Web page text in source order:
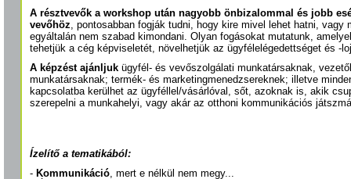
A résztvevők a workshop után nagyobb önbizalommal és jobb
vevőhöz, pontosabban fogják tudni, hogy kire mivel lehet hatni, vagy
egyáltalán nem szabad kimondani. Olyan fogásokat mutatunk,
tehetjük a cég képviseletét, növelhetjük az ügyfélelégedettséget és -
A képzést ajánljuk ügyfél- és vevőszolgálati munkatársaknak,
munkatársaknak; termék- és marketingmenedzsereknek; illetve
kapcsolatba kerülhet az ügyféllel/vásárlóval, sőt, azoknak is, akik
szerepelni a munkahelyi, vagy akár az otthoni kommunikációs
Ízelítő a tematikából:
- Kommunikáció, mert e nélkül nem megy...